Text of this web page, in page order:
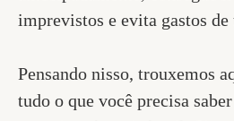
imprevistos e evita gastos
Pensando nisso, trouxemos
tudo o que você precisa